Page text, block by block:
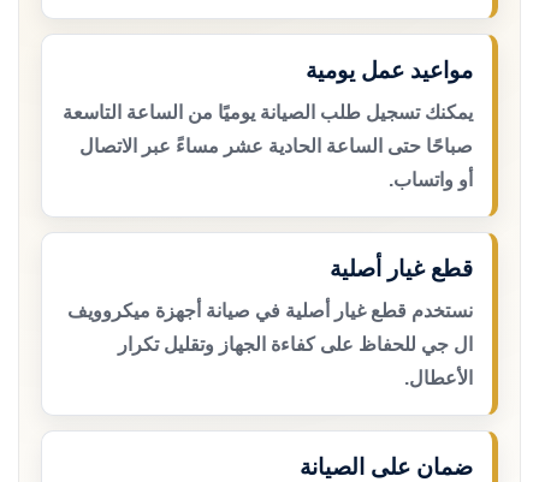
مواعيد عمل يومية
يمكنك تسجيل طلب الصيانة يوميًا من الساعة التاسعة
صباحًا حتى الساعة الحادية عشر مساءً عبر الاتصال
أو واتساب.
قطع غيار أصلية
نستخدم قطع غيار أصلية في صيانة أجهزة ميكروويف
ال جي للحفاظ على كفاءة الجهاز وتقليل تكرار
الأعطال.
ضمان على الصيانة